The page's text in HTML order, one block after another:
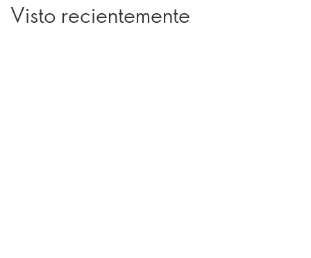
Visto recientemente